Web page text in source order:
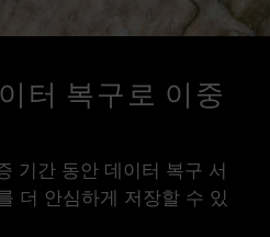
터 복구로 이중
기간 동안 데이터 복구 서
더 안심하게 저장할 수 있